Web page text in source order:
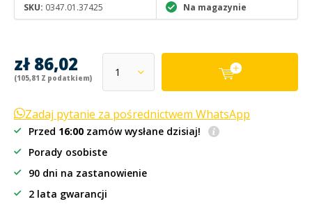
SKU: 0347.01.37425 Na magazynie
zł 86,02
(105,81 Z podatkiem)
Zadaj pytanie za pośrednictwem WhatsApp
Przed 16:00 zamów wysłane dzisiaj!
Porady osobiste
90 dni na zastanowienie
2 lata gwarancji